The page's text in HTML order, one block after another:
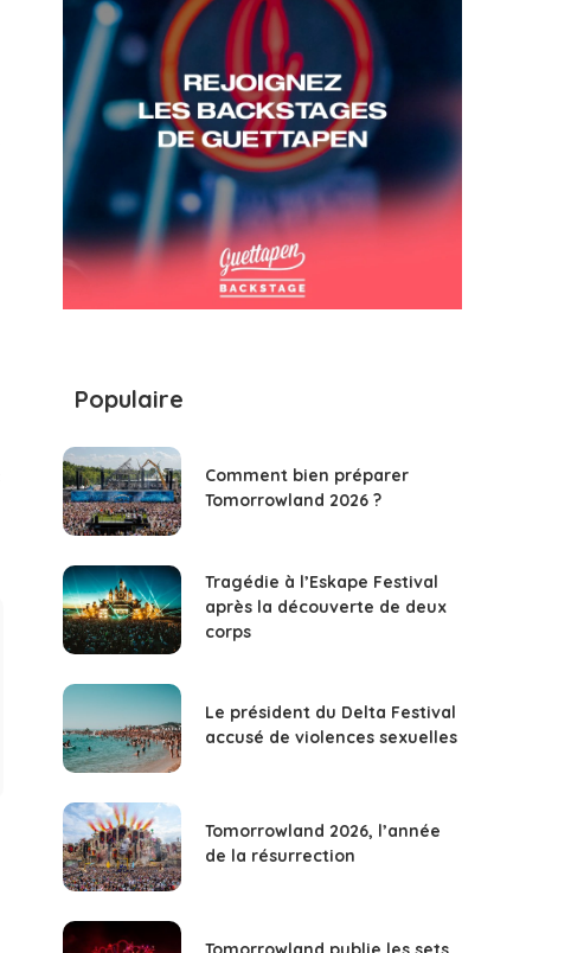
Populaire
Comment bien préparer
Tomorrowland 2026 ?
Tragédie à l’Eskape Festival
après la découverte de deux
corps
Le président du Delta Festival
accusé de violences sexuelles
Tomorrowland 2026, l’année
de la résurrection